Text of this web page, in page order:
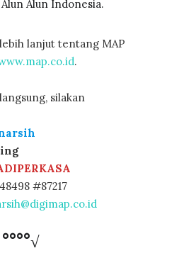
Alun Alun Indonesia.
lanjut tentang MAP
.
silakan
#87217
°°°°√